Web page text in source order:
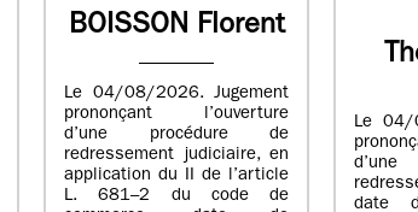
BOISSON Florent
Le 04/08/2026. Jugement
prononçant l’ouverture
d’une procédure de
redressement judiciaire, en
application du II de l’article
L. 681–2 du code de
Le 04/
date